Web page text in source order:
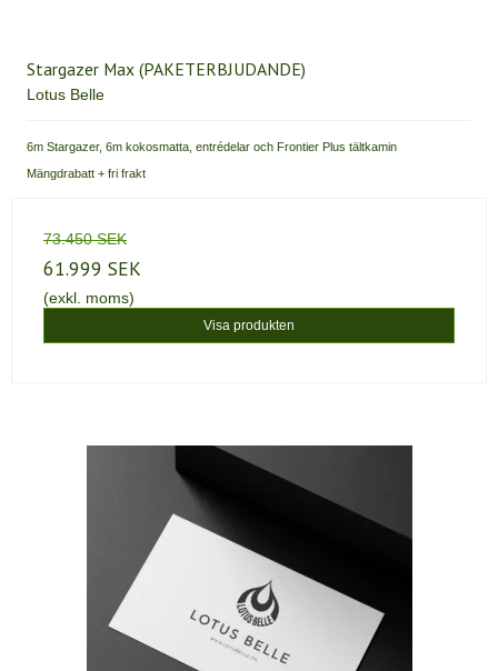
Stargazer Max (PAKETERBJUDANDE)
Lotus Belle
6m Stargazer, 6m kokosmatta, entrédelar och Frontier Plus tältkamin
Mängdrabatt + fri frakt
73.450 SEK
61.999 SEK
(exkl. moms)
Visa produkten